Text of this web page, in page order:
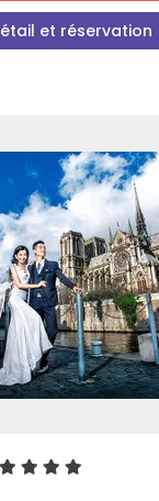
et réservation